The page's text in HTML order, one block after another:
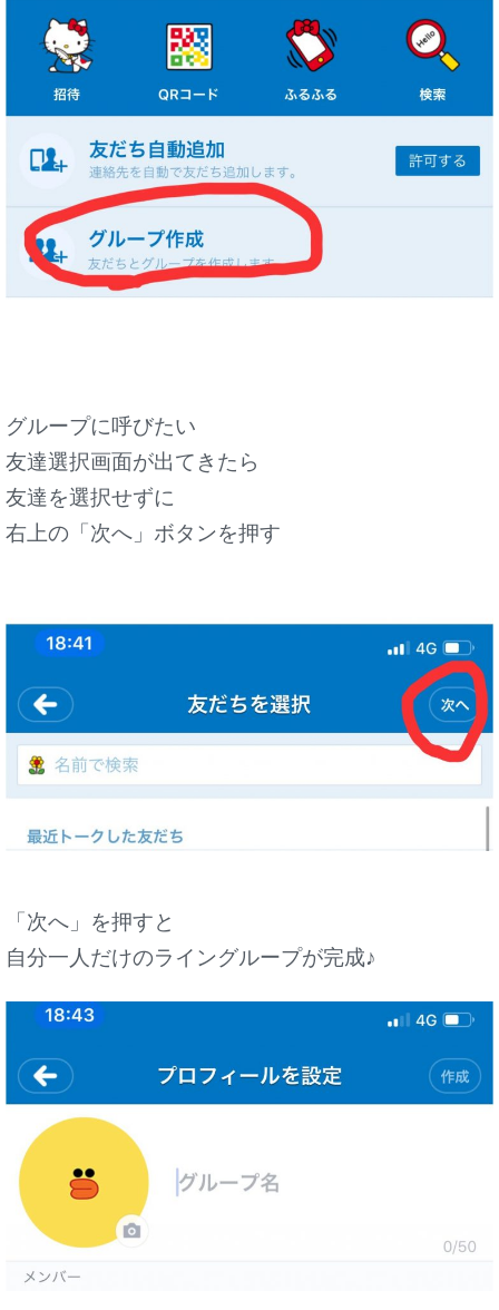
グループに呼びたい
友達選択画面が出てきたら
友達を選択せずに
右上の「次へ」ボタンを押す
「次へ」を押すと
自分一人だけのライングループが完成♪